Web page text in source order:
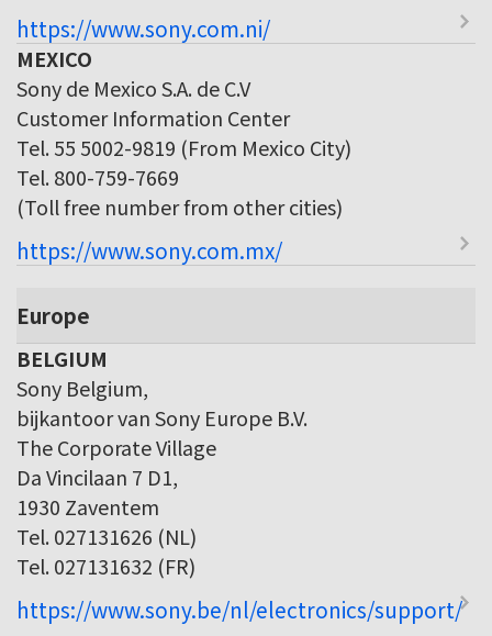
https://www.sony.com.ni/
MEXICO
Sony de Mexico S.A. de C.V
Customer Information Center
Tel. 55 5002-9819 (From Mexico City)
Tel. 800-759-7669
(Toll free number from other cities)
https://www.sony.com.mx/
Europe
BELGIUM
Sony Belgium,
bijkantoor van Sony Europe B.V.
The Corporate Village
Da Vincilaan 7 D1,
1930 Zaventem
Tel. 027131626 (NL)
Tel. 027131632 (FR)
https://www.sony.be/nl/electronics/support/